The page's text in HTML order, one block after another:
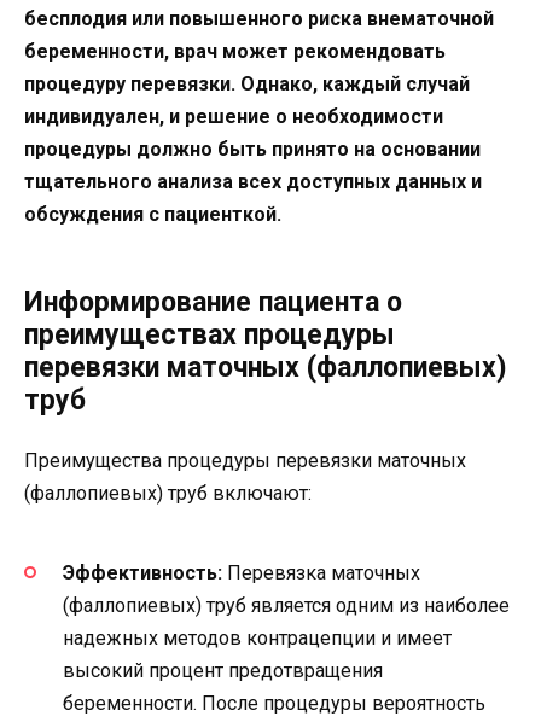
бесплодия или повышенного риска внематочной
беременности, врач может рекомендовать
процедуру перевязки. Однако, каждый случай
индивидуален, и решение о необходимости
процедуры должно быть принято на основании
тщательного анализа всех доступных данных и
обсуждения с пациенткой.
Информирование пациента о
преимуществах процедуры
перевязки маточных (фаллопиевых)
труб
Преимущества процедуры перевязки маточных
(фаллопиевых) труб включают:
Эффективность: Перевязка маточных
(фаллопиевых) труб является одним из наиболее
надежных методов контрацепции и имеет
высокий процент предотвращения
беременности. После процедуры вероятность